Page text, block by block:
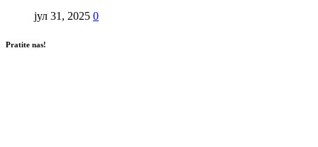
јул 31, 2025 0
Pratite nas!